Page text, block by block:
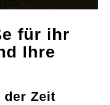
für ihr
Ihre
der Zeit